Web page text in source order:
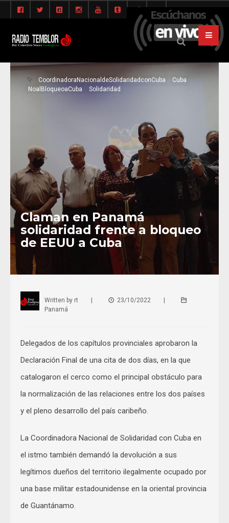
CoordinadoraNacionaldeSolidaridadconCuba
Cuba
NoalBloqueoaCuba
Solidaridad
Claman en Panamá
solidaridad frente a bloqueo
de EEUU a Cuba
Written by rt 23/10/2022
Panamá
Delegados de los capítulos provinciales aprobaron la
Declaración Final de una cita de dos días, en la que
catalogaron el cerco como el principal obstáculo para
la normalización de las relaciones entre los dos países
y el pleno desarrollo del país caribeño.
La Coordinadora Nacional de Solidaridad con Cuba en
el istmo también demandó la devolución a sus
legítimos dueños del territorio ilegalmente ocupado por
una base militar estadounidense en la oriental provincia
de Guantánamo.